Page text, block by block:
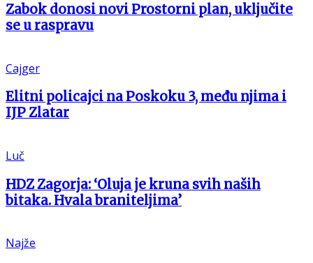
Zabok donosi novi Prostorni plan, uključite
se u raspravu
Cajger
Elitni policajci na Poskoku 3, među njima i
IJP Zlatar
Luč
HDZ Zagorja: ‘Oluja je kruna svih naših
bitaka. Hvala braniteljima’
Najže